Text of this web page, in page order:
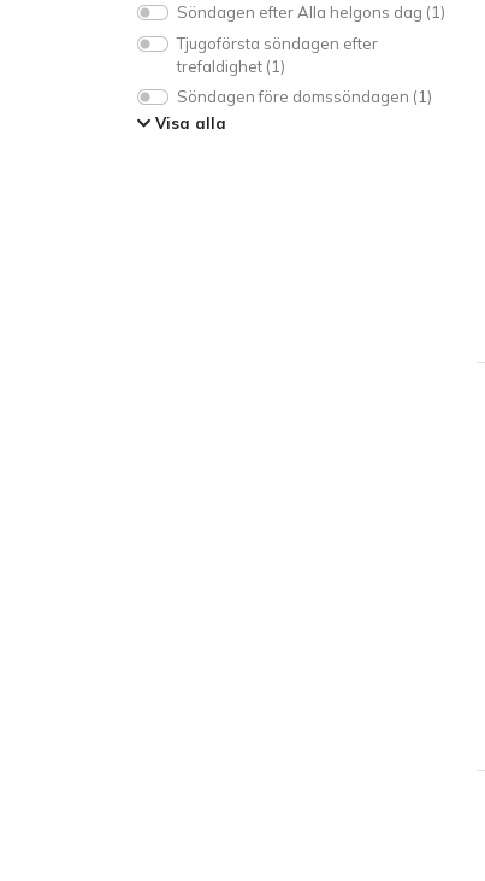
Söndagen efter Alla helgons dag (1)
Tjugoförsta söndagen efter
trefaldighet (1)
Söndagen före domssöndagen (1)
Visa alla